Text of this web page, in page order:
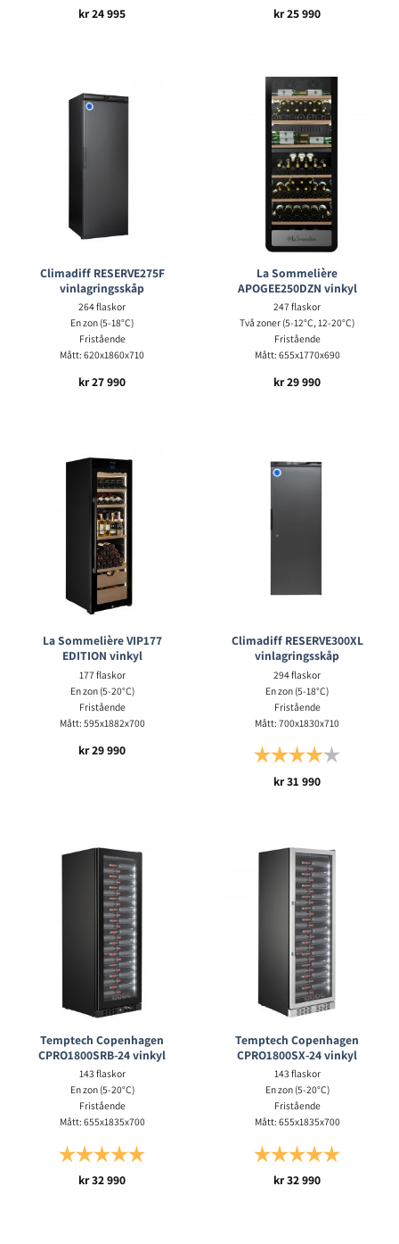
kr24 995 kr25 990
Climadiff RESERVE275F
vinlagringsskåp
264 flaskor
En zon (5-18°C)
Fristående
Mått: 620x1860x710
kr27 990
La Sommelière
APOGEE250DZN vinkyl
247 flaskor
Två zoner (5-12°C, 12-20°C)
Fristående
Mått: 655x1770x690
kr29 990
La Sommelière VIP177
EDITION vinkyl
177 flaskor
En zon (5-20°C)
Fristående
Mått: 595x1882x700
kr29 990
Climadiff RESERVE300XL
vinlagringsskåp
294 flaskor
En zon (5-18°C)
Fristående
Mått: 700x1830x710
Betyg:
kr31 990
Temptech Copenhagen
CPRO1800SRB-24 vinkyl
143 flaskor
En zon (5-20°C)
Fristående
Mått: 655x1835x700
Betyg:
kr32 990
Temptech Copenhagen
CPRO1800SX-24 vinkyl
143 flaskor
En zon (5-20°C)
Fristående
Mått: 655x1835x700
Betyg:
kr32 990